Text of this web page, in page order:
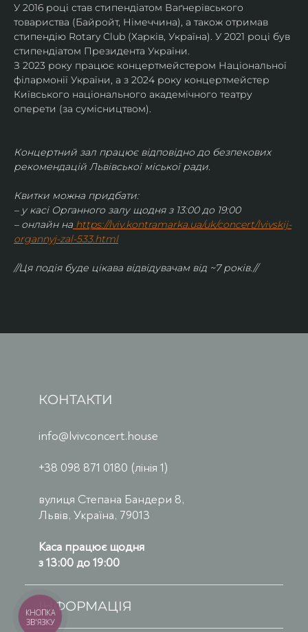
У 2016 році став стипендіатом Ваґнерівського
товариства (Байройт, Німеччина), а також отримав
стипендію Rotary Club (Харків, Україна). У 2021 році був
стипендіатом Президента України.
З 2023 року працює концертмейстером Національної
філармонії України, а з 2024 року концертмейстер
Київського національного академічного театру
оперети (за сумісництвом).
Концертний зал працює відповідно до безпекових
рекомендацій Львівської міської ради.
Квитки можна придбати:
– у касі Органного залу щодня з 13:00 до 19:00
– онлайн на https://lviv.kontramarka.ua/uk/concert/lvivskij-
organnyj-zal-533.html
//Ця подія буде цікава відвідувачам від ~7 років.//
КОНТАКТИ
info@lvivconcert.house
+38 098 871 0180 (лінія 1)
вулиця Степана Бандери 8,
Львів, Україна, 79013
Каса працює щодня
з 13:00 до 19:00
ІНФОРМАЦІЯ
КНОПКА
ЗВ'ЯЗКУ